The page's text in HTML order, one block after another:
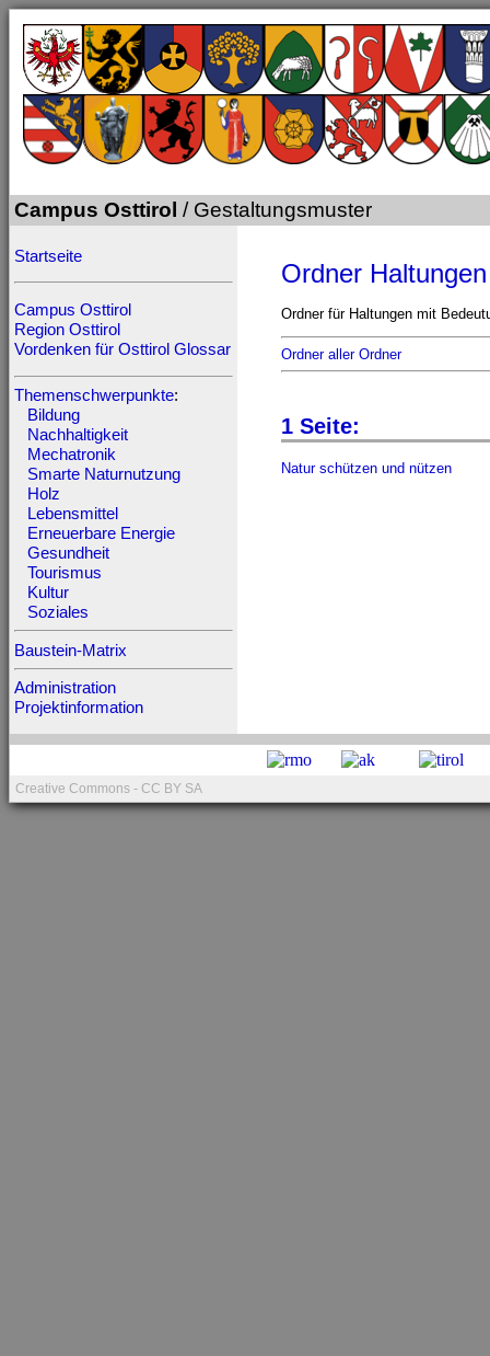
Campus Osttirol / Gestaltungsmuster
Startseite
Campus Osttirol
Region Osttirol
Vordenken für Osttirol Glossar
Themenschwerpunkte:
Bildung
Nachhaltigkeit
Mechatronik
Smarte Naturnutzung
Holz
Lebensmittel
Erneuerbare Energie
Gesundheit
Tourismus
Kultur
Soziales
Baustein-Matrix
Administration
Projektinformation
Ordner Haltungen
Ordner für Haltungen mit
Ordner aller Ordner
1 Seite:
Natur schützen und nützen
Creative Commons - CC BY SA